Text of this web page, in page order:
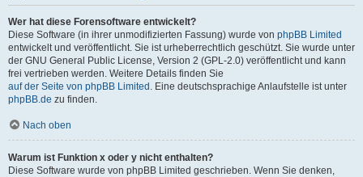
Wer hat diese Forensoftware entwickelt?
Diese Software (in ihrer unmodifizierten Fassung) wurde von phpBB Limited
entwickelt und veröffentlicht. Sie ist urheberrechtlich geschützt. Sie wurde unter
der GNU General Public License, Version 2 (GPL-2.0) veröffentlicht und kann
frei vertrieben werden. Weitere Details finden Sie
auf der Seite von phpBB Limited . Eine deutschsprachige Anlaufstelle ist unter
phpBB.de zu finden.
Nach oben
Warum ist Funktion x oder y nicht enthalten?
Diese Software wurde von phpBB Limited geschrieben. Wenn Sie denken,